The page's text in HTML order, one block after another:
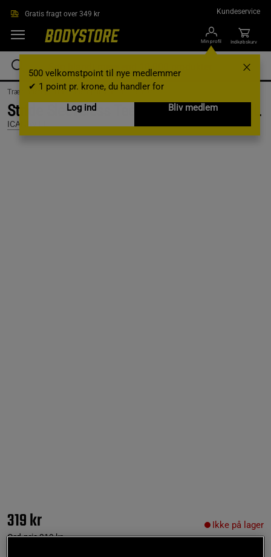
Gratis fragt over 349 kr Kundeservice
Min profil
500 velkomstpoint til nye medlemmer
✔ 1 point pr. krone, du handler for
Log ind
Bliv medlem
Indkøbskurv
Træningstøj /Træningstøj til mænd /T-shirts
Stride Sleeveless Tee Dri-Release, Black, L
ICANIWILL
319 kr
Ord.pris319 kr
Ikke på lager